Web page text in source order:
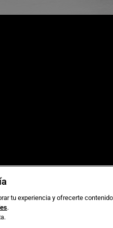
de CookiesGestionar cookies
tu experiencia y ofrecerte
.